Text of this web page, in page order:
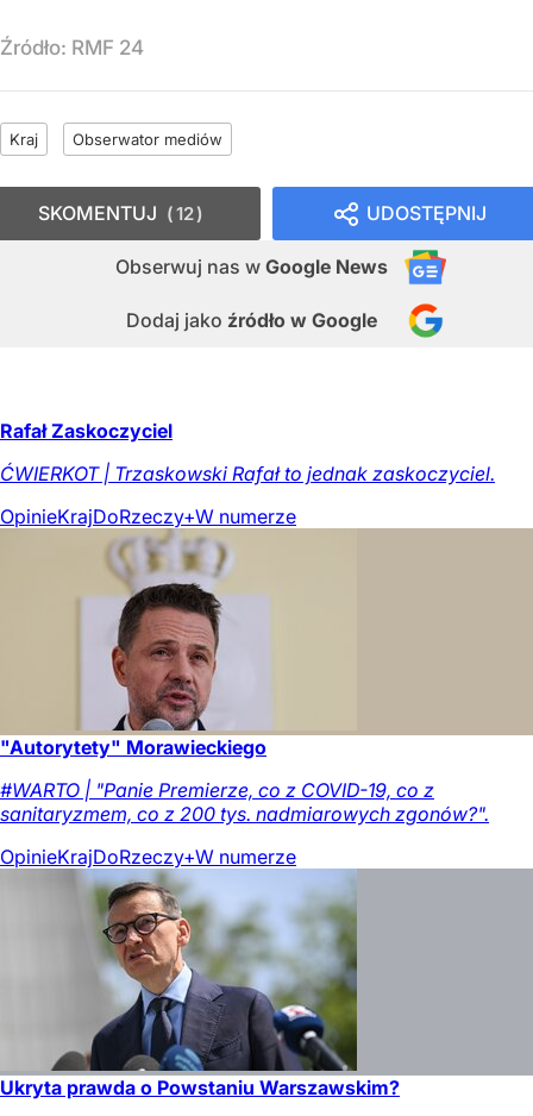
Źródło: RMF 24
Kraj Obserwator mediów
UDOSTĘPNIJ
Obserwuj nas w Google News
Dodaj jako źródło w Google
SKOMENTUJ 12
Rafał Zaskoczyciel
ĆWIERKOT | Trzaskowski Rafał to jednak zaskoczyciel.
OpinieKrajDoRzeczy+W numerze
"Autorytety" Morawieckiego
#WARTO | "Panie Premierze, co z COVID-19, co z
sanitaryzmem, co z 200 tys. nadmiarowych zgonów?".
OpinieKrajDoRzeczy+W numerze
Ukryta prawda o Powstaniu Warszawskim?